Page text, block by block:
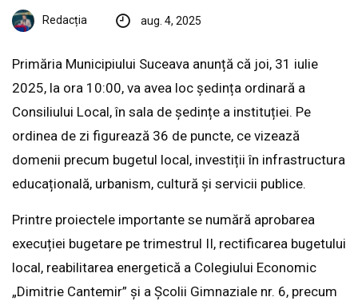
Redacția aug. 4, 2025
Primăria Municipiului Suceava anunță că joi, 31 iulie
2025, la ora 10:00, va avea loc ședința ordinară a
Consiliului Local, în sala de ședințe a instituției. Pe
ordinea de zi figurează 36 de puncte, ce vizează
domenii precum bugetul local, investiții în infrastructura
educațională, urbanism, cultură și servicii publice.
Printre proiectele importante se numără aprobarea
execuției bugetare pe trimestrul II, rectificarea bugetului
local, reabilitarea energetică a Colegiului Economic
„Dimitrie Cantemir” și a Școlii Gimnaziale nr. 6, precum